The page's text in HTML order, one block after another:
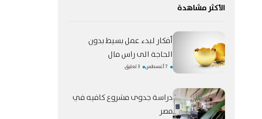
الأكثر مشاهدة
أفكار لبدء عمل بسيط بدون
الحاجة الى راس مال
7 أغسطس 3 تعليق
دراسة جدوى مشروع كافيه في
مصر